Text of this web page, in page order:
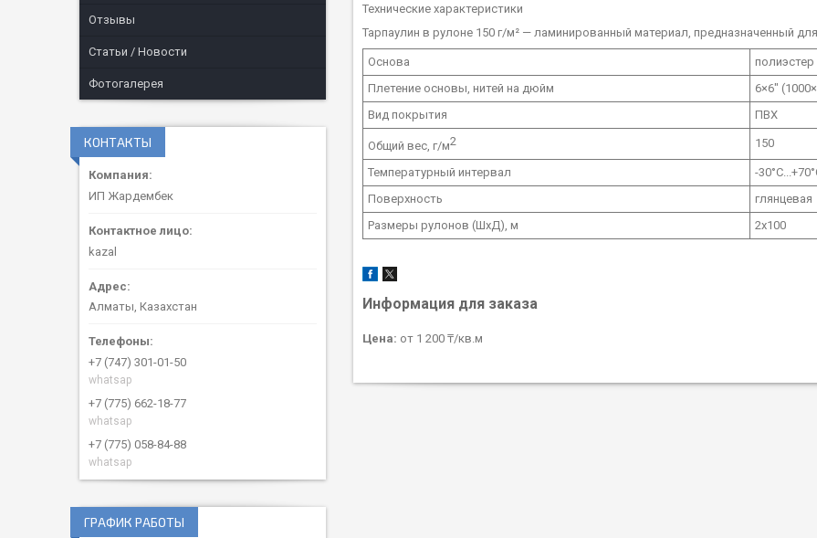
Технические характеристики
Тарпаулин в рулоне 150 г/м² — ламинированный материал, предназначенный для
Основа
полиэстер
Плетение основы, нитей на дюйм
6×6″
Вид покрытия
ПВХ
Общий вес, г/м2 150
Температурный интервал
-
Поверхность
глянцевая
Размеры рулонов (ШхД), м
2х100
Информация для заказа
Цена: от 1 200 ₸/кв.м
Отзывы
Статьи / Новости
Фотогалерея
КОНТАКТЫ
ИП Жардембек
kazal
Алматы, Казахстан
+7 (747) 301-01-50
whatsap
+7 (775) 662-18-77
whatsap
+7 (775) 058-84-88
whatsap
ГРАФИК РАБОТЫ